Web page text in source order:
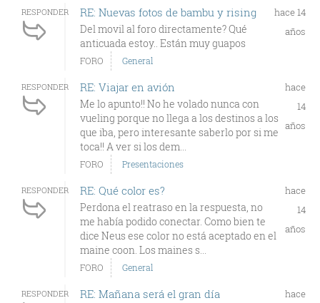
RESPONDER RE: Nuevas fotos de bambu y rising
Del movil al foro directamente? Qué
anticuada estoy.. Están muy guapos
hace 14
años
FORO General
RESPONDER RE: Viajar en avión
Me lo apunto!! No he volado nunca con
vueling porque no llega a los destinos a los
que iba, pero interesante saberlo por si me
toca!! A ver si los dem...
hace
14
años
FORO Presentaciones
RESPONDER RE: Qué color es?
Perdona el reatraso en la respuesta, no
me había podido conectar. Como bien te
dice Neus ese color no está aceptado en el
maine coon. Los maines s...
hace
14
años
FORO General
RESPONDER RE: Mañana será el gran día
hace